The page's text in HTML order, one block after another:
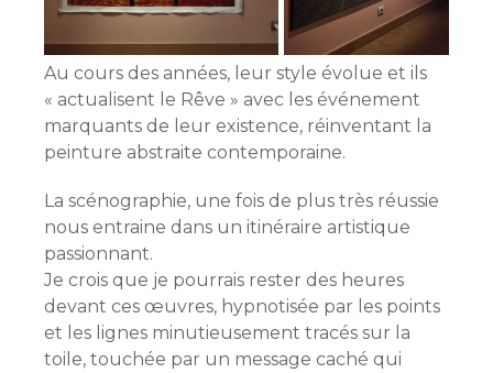
Au cours des années, leur style évolue et ils
« actualisent le Rêve » avec les événement
marquants de leur existence, réinventant la
peinture abstraite contemporaine.
La scénographie, une fois de plus très réussie
nous entraine dans un itinéraire artistique
passionnant.
Je crois que je pourrais rester des heures
devant ces œuvres, hypnotisée par les points
et les lignes minutieusement tracés sur la
toile, touchée par un message caché qui